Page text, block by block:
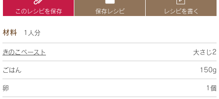
このレシピを保存 保存レシピ レシピを書く
材料 1人分
きのこペースト 大さじ2
ごはん 150g
卵 1個